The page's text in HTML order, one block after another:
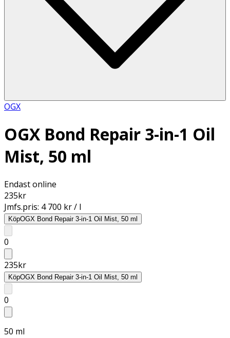
OGX
OGX Bond Repair 3-in-1 Oil
Mist, 50 ml
Endast online
235kr
Jmfs.pris: 4 700 kr / l
KöpOGX Bond Repair 3-in-1 Oil Mist, 50 ml
0
235kr
KöpOGX Bond Repair 3-in-1 Oil Mist, 50 ml
0
50 ml